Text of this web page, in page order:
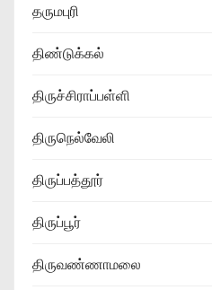
தருமபுரி
திண்டுக்கல்
திருச்சிராப்பள்ளி
திருநெல்வேலி
திருப்பத்தூர்
திருப்பூர்
திருவண்ணாமலை